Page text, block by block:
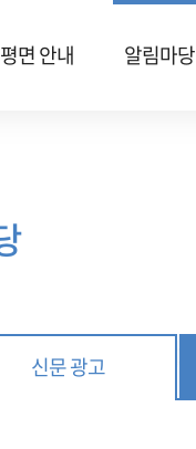
평면 안내 알림마당
신문 광고